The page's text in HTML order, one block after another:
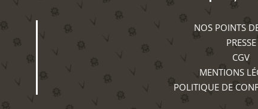
NOS POINTS
PRESSE
CGV
MENTIONS
POLITIQUE DE